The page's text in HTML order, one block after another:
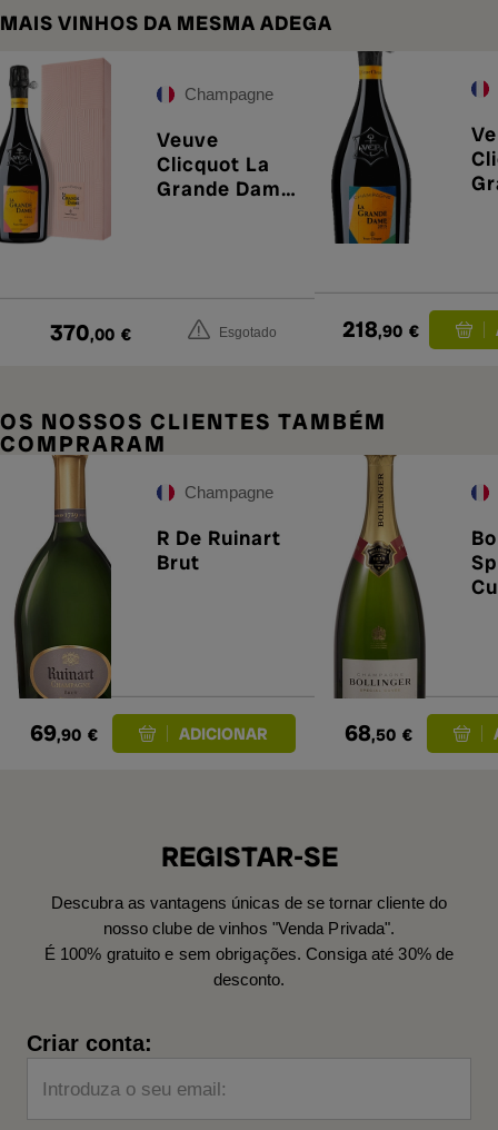
MAIS VINHOS DA MESMA ADEGA
Champagne
Veuve
Clicquot La
Grande Dame
370,00 € Esgotado 218,90 €
OS NOSSOS CLIENTES TAMBÉM
COMPRARAM
Champagne
R De Ruinart
Brut
69,90 € 68,50 €
REGISTAR-SE
Descubra as vantagens únicas de se tornar cliente do
nosso clube de vinhos "Venda Privada".
É 100% gratuito e sem obrigações. Consiga até 30% de
desconto.
Criar conta:
Introduza o seu email: